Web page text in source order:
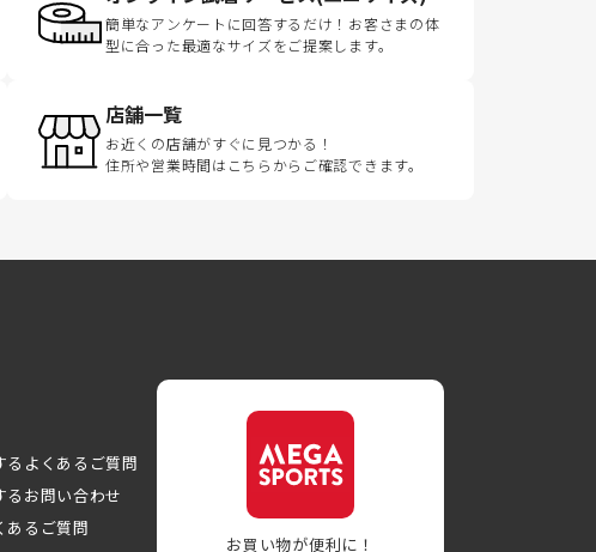
簡単なアンケートに回答するだけ！お客さまの体
型に合った最適なサイズをご提案します。
店舗一覧
お近くの店舗がすぐに見つかる！
住所や営業時間はこちらからご確認できます。
るよくあるご質問
るお問い合わせ
あるご質問
お買い物が便利に！